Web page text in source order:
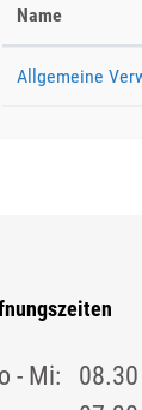
Name
Allgemeine
- Mi: